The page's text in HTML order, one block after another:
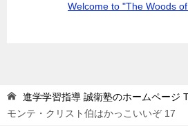
Welcome to "The Woods
進学学習指導 誠衛塾のホームページ
モンテ・クリスト伯はかっこいいぞ 17